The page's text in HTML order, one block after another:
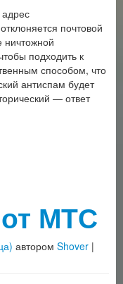
почтовой
ничтожной
подходить к
способом, что
антиспам будет
— ответ
МТС
автором Shover |